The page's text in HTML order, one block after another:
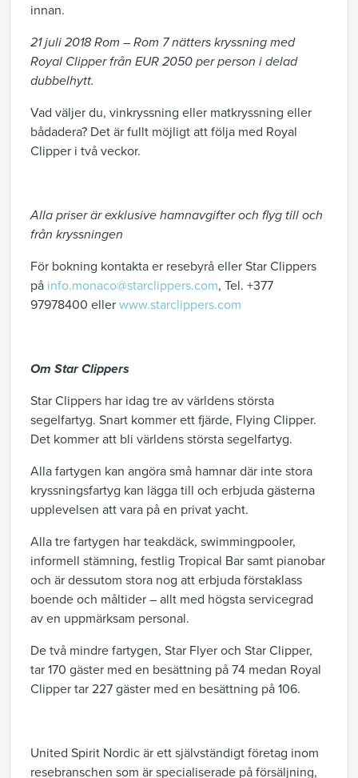
innan.
21 juli 2018 Rom – Rom 7 nätters kryssning med
Royal Clipper från EUR 2050 per person i delad
dubbelhytt.
Vad väljer du, vinkryssning eller matkryssning eller
bådadera? Det är fullt möjligt att följa med Royal
Clipper i två veckor.
Alla priser är exklusive hamnavgifter och flyg till och
från kryssningen
För bokning kontakta er resebyrå eller Star Clippers
på info.monaco@starclippers.com, Tel. +377
97978400 eller www.starclippers.com
Om Star Clippers
Star Clippers har idag tre av världens största
segelfartyg. Snart kommer ett fjärde, Flying Clipper.
Det kommer att bli världens största segelfartyg.
Alla fartygen kan angöra små hamnar där inte stora
kryssningsfartyg kan lägga till och erbjuda gästerna
upplevelsen att vara på en privat yacht.
Alla tre fartygen har teakdäck, swimmingpooler,
informell stämning, festlig Tropical Bar samt pianobar
och är dessutom stora nog att erbjuda förstaklass
boende och måltider – allt med högsta servicegrad
av en uppmärksam personal.
De två mindre fartygen, Star Flyer och Star Clipper,
tar 170 gäster med en besättning på 74 medan Royal
Clipper tar 227 gäster med en besättning på 106.
United Spirit Nordic är ett självständigt företag inom
resebranschen som är specialiserade på försäljning,